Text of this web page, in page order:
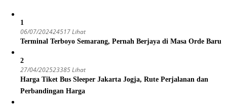
1
06/07/202424517 Lihat
Terminal Terboyo Semarang, Pernah Berjaya di Masa Orde Baru
2
27/04/202523385 Lihat
Harga Tiket Bus Sleeper Jakarta Jogja, Rute Perjalanan dan
Perbandingan Harga